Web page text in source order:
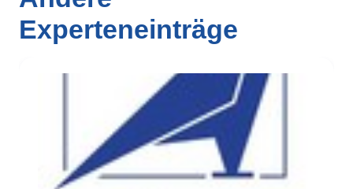
Experteneinträge